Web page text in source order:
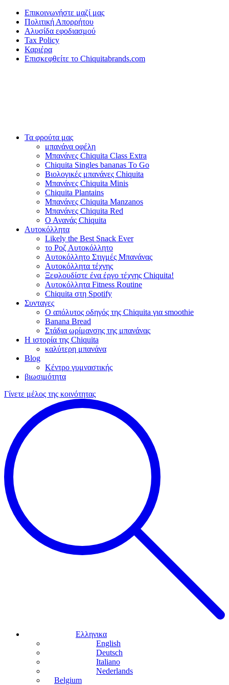
Επικοινωνήστε μαζί μας
Πολιτική Απορρήτου
Αλυσίδα εφοδιασμού
Tax Policy
Καριέρα
Επισκεφθείτε το Chiquitabrands.com
Τα φρούτα μας
μπανάνα οφέλη
Μπανάνες Chiquita Class Extra
Chiquita Singles bananas To Go
Βιολογικές μπανάνες Chiquita
Μπανάνες Chiquita Minis
Chiquita Plantains
Μπανάνες Chiquita Manzanos
Μπανάνες Chiquita Red
Ο Ανανάς Chiquita
Αυτοκόλλητα
Likely the Best Snack Ever
το Ροζ Αυτοκόλλητο
Αυτοκόλλητο Στιγμές Μπανάνας
Αυτοκόλλητα τέχνης
Ξεφλουδίστε ένα έργο τέχνης Chiquita!
Αυτοκόλλητα Fitness Routine
Chiquita στη Spotify
Συνταγες
Ο απόλυτος οδηγός της Chiquita για smoothie
Banana Bread
Στάδια ωρίμανσης της μπανάνας
Η ιστορία της Chiquita
καλύτερη μπανάνα
Blog
Κέντρο γυμναστικής
βιωσιμότητα
Γίνετε μέλος της κοινότητας
Ελληνικα
English
Deutsch
Italiano
Nederlands
Belgium